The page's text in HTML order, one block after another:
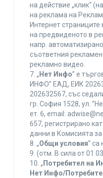
на действие „клик“
на реклама на
Интернет
на предвиденото в
напр.
съответния
рекламно видео.
7. „ Нет Инфо” е
ИНФО” ЕАД, ЕИК
202632567, със
гр. София 1528, ул.
ет. 6, еmail:
657, регистрирано
данни в Комисията
8. „Общи условия”
9. (отм. В сила от
10. „ Потребител на
Нет Инфо/